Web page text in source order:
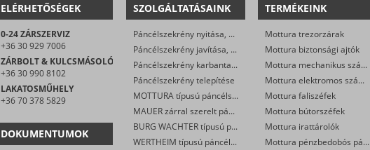
ELÉRHETŐSÉGEK
0-24 ZÁRSZERVIZ
+36 30 929 7006
ZÁRBOLT & KULCSMÁSOLÓ
+36 30 990 8102
LAKATOSMŰHELY
+36 70 378 5829
DOKUMENTUMOK
SZOLGÁLTATÁSAINK
Páncélszekrény nyitása, mert nincs meg a kulcs
Páncélszekrény javítása, helyreállítása
Páncélszekrény karbantartása
Páncélszekrény telepítése
MOTTURA típusú páncélszekrények műszaki nyitása
MAUER zárral szerelt páncélszekrények nyitása
BURG WACHTER típusú páncélszekrények nyitása
WERTHEIM típusú páncélszekrények műszaki nyitása
TERMÉKEINK
Mottura trezorzárak
Mottura biztonsági ajtók
Mottura mechanikus számkombinációs zárak
Mottura elektromos számkombinációs zárak
Mottura faliszéfek
Mottura bútorszéfek
Mottura irattárolók
Mottura pénzbedobós páncélszekrények